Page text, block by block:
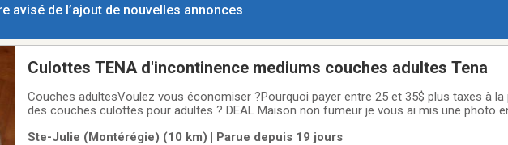
avisé de l’ajout de nouvelles annonces
Culottes TENA d'incontinence mediums couches adultes Tena
Couches adultesVoulez vous économiser ?Pourquoi payer entre 25 et 35$ plus taxes à
des couches culottes pour adultes ? DEAL Maison non fumeur je vous ai mis une photo en 2e pour
Ste-Julie (Montérégie) (10 km) | Parue depuis 19 jours